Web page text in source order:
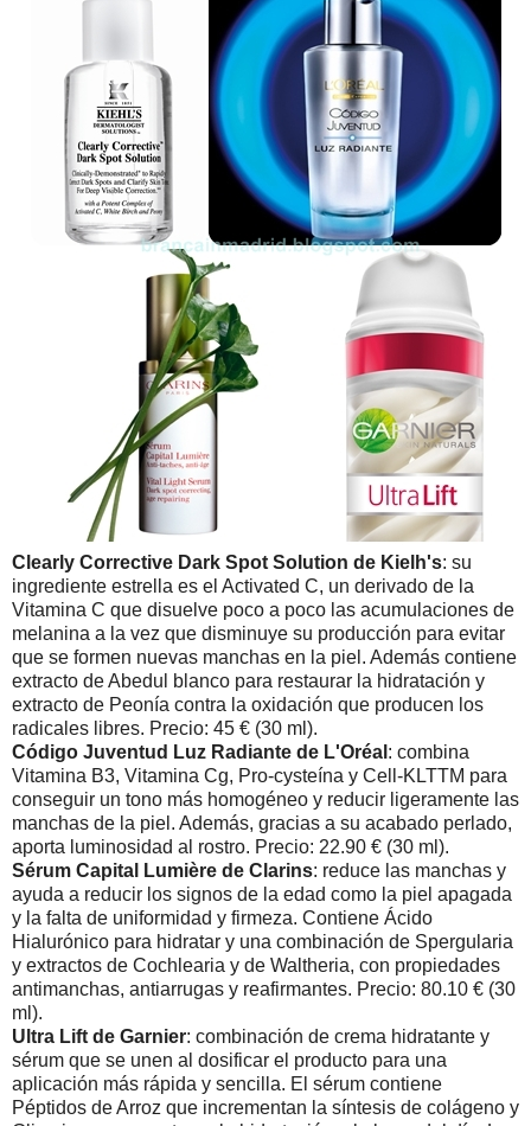
Clearly Corrective Dark Spot Solution de Kielh's: su
ingrediente estrella es el Activated C, un derivado de la
Vitamina C que disuelve poco a poco las acumulaciones de
melanina a la vez que disminuye su producción para evitar
que se formen nuevas manchas en la piel. Además contiene
extracto de Abedul blanco para restaurar la hidratación y
extracto de Peonía contra la oxidación que producen los
radicales libres. Precio: 45 € (30 ml).
Código Juventud Luz Radiante de L'Oréal : combina
Vitamina B3, Vitamina Cg, Pro-cysteína y Cell-KLTTM para
conseguir un tono más homogéneo y reducir ligeramente las
manchas de la piel. Además, gracias a su acabado perlado,
aporta luminosidad al rostro. Precio: 22.90 € (30 ml).
Sérum Capital Lumière de Clarins: reduce las manchas y
ayuda a reducir los signos de la edad como la piel apagada
y la falta de uniformidad y firmeza. Contiene Ácido
Hialurónico para hidratar y una combinación de Spergularia
y extractos de Cochlearia y de Waltheria, con propiedades
antimanchas, antiarrugas y reafirmantes. Precio: 80.10 € (30
ml).
Ultra Lift de Garnier: combinación de crema hidratante y
sérum que se unen al dosificar el producto para una
aplicación más rápida y sencilla. El sérum contiene
Péptidos de Arroz que incrementan la síntesis de colágeno y